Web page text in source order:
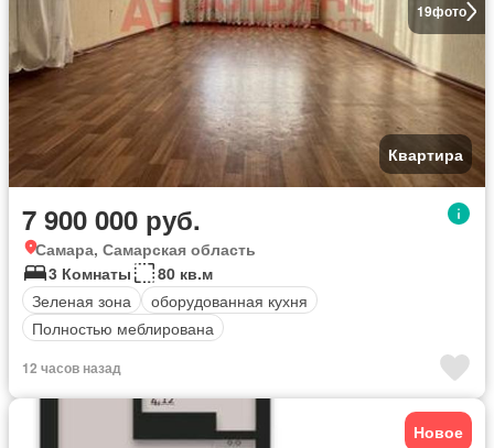
19фото
Квартира
7 900 000 руб.
Самара, Самарская область
3 Комнаты
80 кв.м
Зеленая зона
оборудованная кухня
Полностью меблирована
12 часов назад
Новое